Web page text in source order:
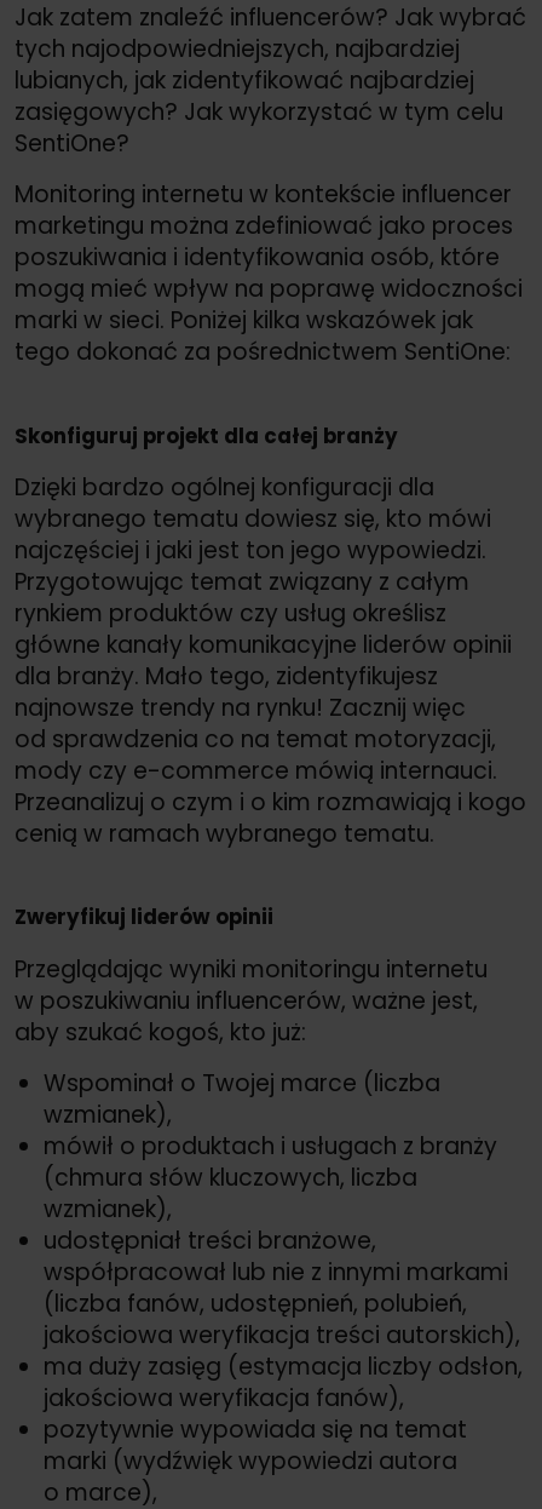
Jak zatem znaleźć influencerów? Jak wybrać
tych najodpowiedniejszych, najbardziej
lubianych, jak zidentyfikować najbardziej
zasięgowych? Jak wykorzystać w tym celu
SentiOne?
Monitoring internetu w kontekście influencer
marketingu można zdefiniować jako proces
poszukiwania i identyfikowania osób, które
mogą mieć wpływ na poprawę widoczności
marki w sieci. Poniżej kilka wskazówek jak
tego dokonać za pośrednictwem SentiOne:
Skonfiguruj projekt dla całej branży
Dzięki bardzo ogólnej konfiguracji dla
wybranego tematu dowiesz się, kto mówi
najczęściej i jaki jest ton jego wypowiedzi.
Przygotowując temat związany z całym
rynkiem produktów czy usług określisz
główne kanały komunikacyjne liderów opinii
dla branży. Mało tego, zidentyfikujesz
najnowsze trendy na rynku! Zacznij więc
od sprawdzenia co na temat motoryzacji,
mody czy e-commerce mówią internauci.
Przeanalizuj o czym i o kim rozmawiają i kogo
cenią w ramach wybranego tematu.
Zweryfikuj liderów opinii
Przeglądając wyniki monitoringu internetu
w poszukiwaniu influencerów, ważne jest,
aby szukać kogoś, kto już:
Wspominał o Twojej marce (liczba
wzmianek),
mówił o produktach i usługach z branży
(chmura słów kluczowych, liczba
wzmianek),
udostępniał treści branżowe,
współpracował lub nie z innymi markami
(liczba fanów, udostępnień, polubień,
jakościowa weryfikacja treści autorskich),
ma duży zasięg (estymacja liczby odsłon,
jakościowa weryfikacja fanów),
pozytywnie wypowiada się na temat
marki (wydźwięk wypowiedzi autora
o marce),